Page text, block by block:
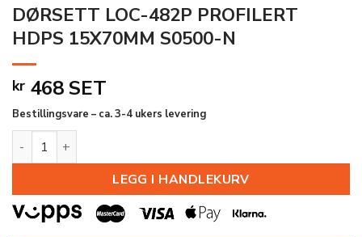
DØRSETT LOC-482P PROFILERT
HDPS 15X70MM S0500-N
kr 468SET
Bestillingsvare – ca. 3-4 ukers levering
DØRSETT LOC-482P PROFILERT HDPS 15X70MM S0500-N
LEGG I HANDLEKURV